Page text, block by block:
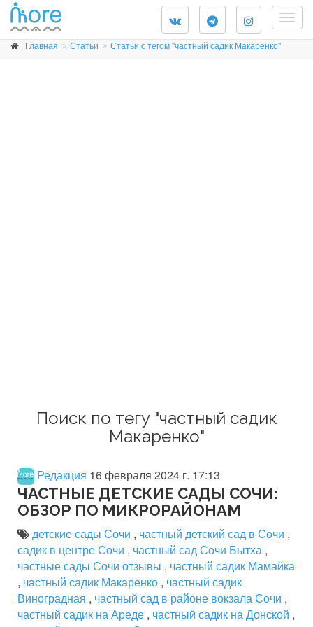
Главная Статьи Статьи с тегом "частный садик Макаренко"
Поиск по тегу "частный садик
Макаренко"
Редакция 16 февраля 2024 г. 17:13
ЧАСТНЫЕ ДЕТСКИЕ САДЫ СОЧИ:
ОБЗОР ПО МИКРОРАЙОНАМ
детские сады Сочи , частный детский сад в Сочи ,
садик в центре Сочи , частный сад Сочи Бытха ,
частные сады Сочи отзывы , частный садик Мамайка
, частный садик Макаренко , частный садик
Виноградная , частный сад в районе вокзала Сочи ,
частный садик на Ареде , частный садик на Донской ,